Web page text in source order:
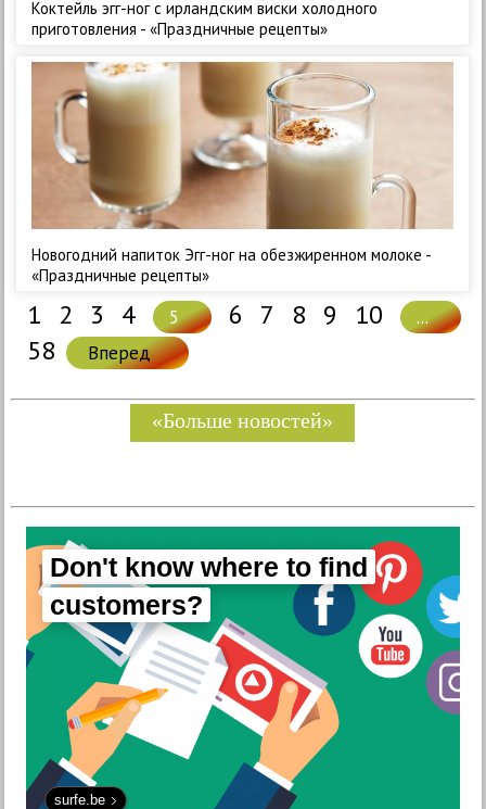
Коктейль эгг-ног с ирландским виски холодного
приготовления - «Праздничные рецепты»
Новогодний напиток Эгг-ног на обезжиренном молоке -
«Праздничные рецепты»
1 2 3 4 5 6 7 8 9 10 ...
58 Вперед
«Больше новостей»
Don't know where to find
customers?
surfe.be